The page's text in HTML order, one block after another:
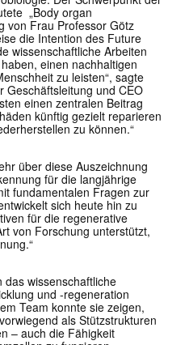
„Body organ
von Frau Professor Götz
die Intention des Future
wissenschaftliche Arbeiten
einen nachhaltigen
zu leisten“, sagte
Geschäftsleitung und CEO
einen zentralen Beitrag
künftig gezielt reparieren
zu können.“
über diese Auszeichnung
für die langjährige
fundamentalen Fragen zur
sich heute hin zu
für die regenerative
von Forschung unterstützt,
das wissenschaftliche
und -regeneration
Team konnte sie zeigen,
als Stützstrukturen
– auch die Fähigkeit